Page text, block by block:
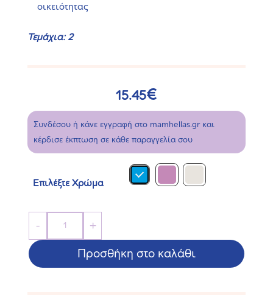
οικειότητας
Τεμάχια: 2
15.45€
Συνδέσου ή κάνε εγγραφή στο mamhellas.gr και
κέρδισε έκπτωση σε κάθε παραγγελία σου
Επιλέξτε Χρώμα
-
Μπιμπερό
Easy
+
Προσθήκη στο καλάθι